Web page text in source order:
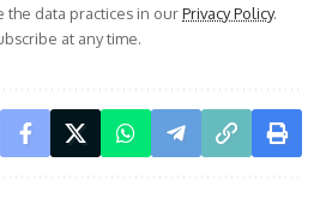
the data practices in ourPrivacy Policy.
at any time.